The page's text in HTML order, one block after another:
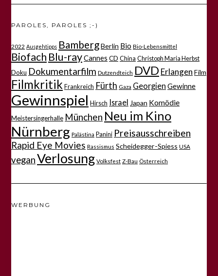
PAROLES, PAROLES ;-)
2022 Ausgehtipps BambergBerlin Bio Bio-Lebensmittel
Biofach Blu-rayCannes CD China Christoph Maria Herbst
Doku Dokumentarfilm Dutzendteich DVD Erlangen Film
Filmkritik Frankreich Fürth Gaza Georgien Gewinne
Gewinnspiel Hirsch Israel Japan Komödie
Meistersingerhalle München Neu im Kino
Nürnberg Palästina Panini Preisausschreiben
Rapid Eye Movies Rassismus Scheidegger-Spiess USA
veganVerlosung Volksfest Z-Bau Österreich
WERBUNG